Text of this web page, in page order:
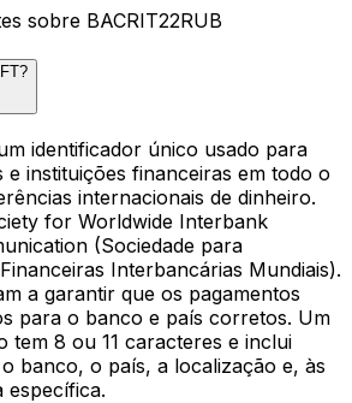
sobre BACRIT22RUB
identificador único usado para
instituições financeiras em todo o
internacionais de dinheiro.
for Worldwide Interbank
(Sociedade para
Interbancárias Mundiais).
a garantir que os pagamentos
para o banco e país corretos. Um
tem 8 ou 11 caracteres e inclui
banco, o país, a localização e, às
específica.